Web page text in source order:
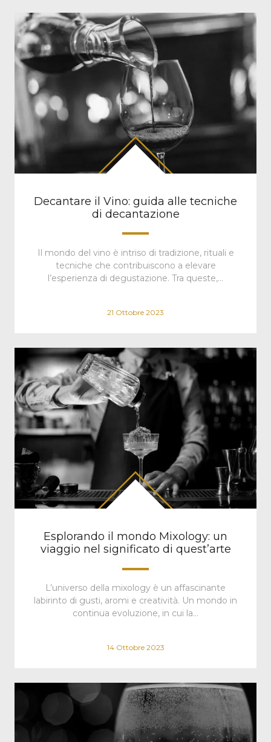
Decantare il Vino: guida alle tecniche
di decantazione
Il mondo del vino è intriso di tradizione, rituali e
tecniche che contribuiscono a elevare
l’esperienza di degustazione. Tra queste,…
21 Ottobre 2023
Esplorando il mondo Mixology: un
viaggio nel significato di quest’arte
L’universo della mixology è un affascinante
labirinto di gusti, aromi e creatività. Un mondo in
continua evoluzione, in cui la…
14 Ottobre 2023